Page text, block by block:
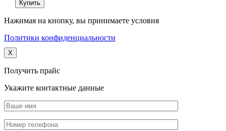
Нажимая на кнопку, вы принимаете условия
Политики конфиденциальности
X
Получить прайс
Укажите контактные данные